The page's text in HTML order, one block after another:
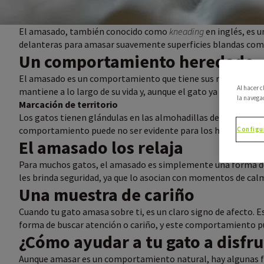
El amasado, también conocido como kneadingen inglés, es
delanteras para amasar suavemente superficies blandas
Un comportamiento heredado
El amasado es un comportamiento que tiene sus raíces en
mantiene a lo largo de su vida y, aunque el gato ya haya
Marcación de territorio
Los gatos tienen glándulas en las almohadillas de sus
comportamiento puede no ser evidente para los humanos,
El amasado los relaja
Para muchos gatos, el amasado es simplemente una forma
les brinda seguridad, ya que lo asocian con momentos de
Una muestra de cariño
Cuando tu gato amasa sobre ti, es un claro signo de afecto.
forma de buscar atención o cariño, y este comportamiento
¿Cómo ayudar a tu gato a
Aunque amasar es un comportamiento natural, hay algunas
Al hacer
la